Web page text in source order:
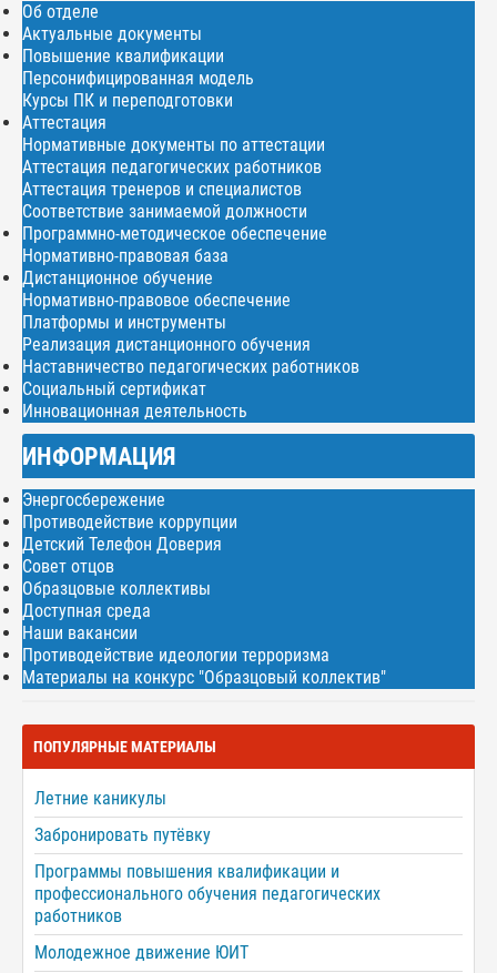
Об отделе
Актуальные документы
Повышение квалификации
Персонифицированная модель
Курсы ПК и переподготовки
Аттестация
Нормативные документы по аттестации
Аттестация педагогических работников
Аттестация тренеров и специалистов
Соответствие занимаемой должности
Программно-методическое обеспечение
Нормативно-правовая база
Дистанционное обучение
Нормативно-правовое обеспечение
Платформы и инструменты
Реализация дистанционного обучения
Наставничество педагогических работников
Социальный сертификат
Инновационная деятельность
ИНФОРМАЦИЯ
Энергосбережение
Противодействие коррупции
Детский Телефон Доверия
Совет отцов
Образцовые коллективы
Доступная среда
Наши вакансии
Противодействие идеологии терроризма
Материалы на конкурс "Образцовый коллектив"
ПОПУЛЯРНЫЕ МАТЕРИАЛЫ
Летние каникулы
Забронировать путёвку
Программы повышения квалификации и
профессионального обучения педагогических
работников
Молодежное движение ЮИТ